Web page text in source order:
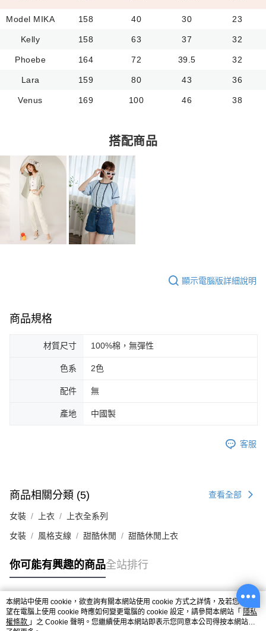
Model MIKA 158 40 30 23
Kelly 158 63 37 32
Phoebe 164 72 39.5 32
Lara 159 80 43 36
Venus 169 100 46 38
搭配商品
顯示電腦版詳細說明
商品規格
材質尺寸 100%棉，無彈性
色系 2色
配件 無
產地 中國製
客服
商品相關分類 (5) 查看全部
女裝 上衣 上衣全系列
女裝 風格支線 甜酷休閒 甜酷休閒上衣
你可能有興趣的商品全站排行
熱門標籤
本網站中使用 cookie，欲查詢有關本網站使用 cookie 方式之詳情，及若您不希
望在電腦上使用 cookie 時應如何變更電腦的 cookie 設定，請參閱本網站「 隱私
權條款 」之 Cookie 聲明。您繼續使用本網站即表示您同意本公司得按本網站使